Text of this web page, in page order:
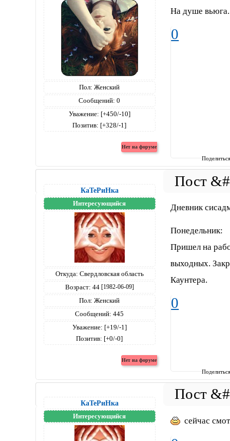
Пол: Женский
Сообщений: 0
Уважение: [+450/-10]
Позитив: [+328/-1]
На душе
0
КаТеРиНка
Интересующийся
Откуда: Свердловская область
Возраст: 44 [1982-06-09]
Пол: Женский
Сообщений: 445
Уважение: [+19/-1]
Позитив: [+0/-0]
Дневник
Понедельник:
Пришел на
выходных.
Каунтера.
0
КаТеРиНка
Интересующийся сейчас